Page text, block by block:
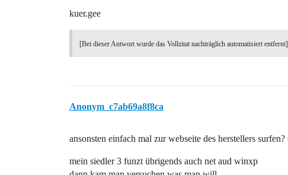
kuer.gee
[Bei dieser Antwort wurde das Vollzitat nachträglich automatisiert entfernt]
Anonym_c7ab69a8f8ca
ansonsten einfach mal zur webseite des herstellers surfen?
mein siedler 3 funzt übrigends auch net aud winxp